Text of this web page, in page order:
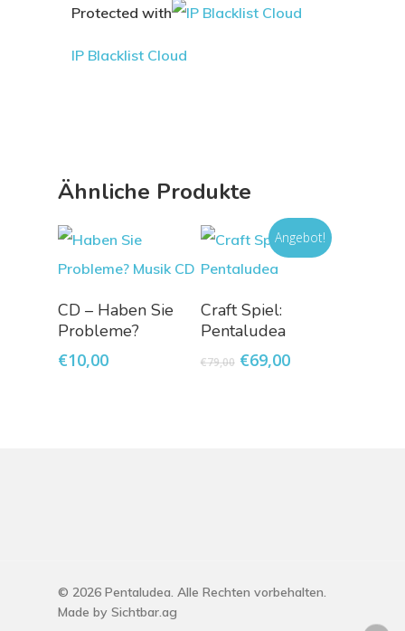
Protected with
IP Blacklist Cloud
Ähnliche Produkte
In
Warenkorb
CD – Haben Sie
Probleme?
€10,00
Angebot!
In
Warenkorb
Craft Spiel:
Pentaludea
€79,00 Ursprünglicher
€69,00Aktueller
© 2026 Pentaludea. Alle Rechten vorbehalten.
Made by Sichtbar.ag